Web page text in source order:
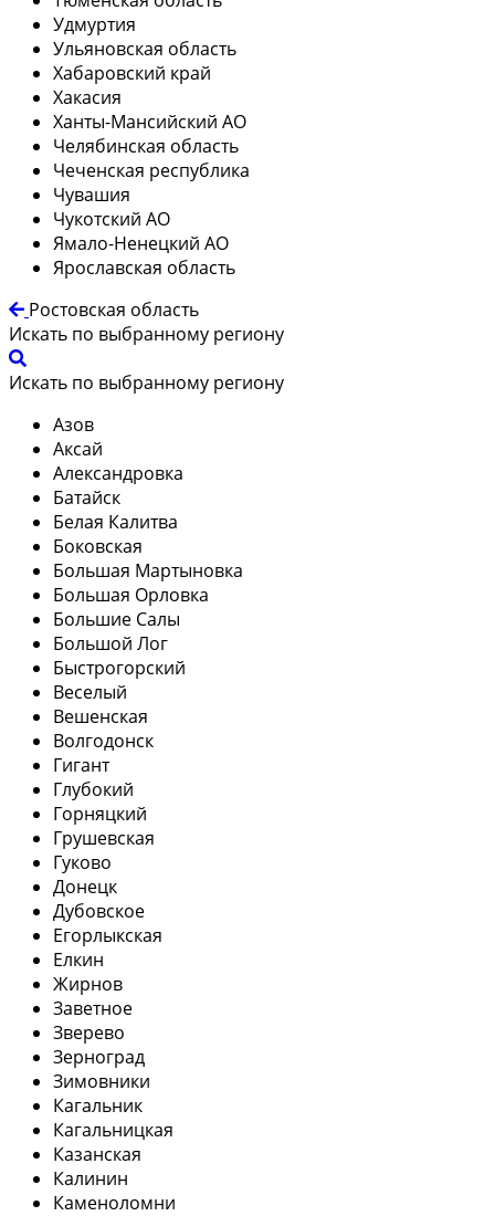
Удмуртия
Ульяновская область
Хабаровский край
Хакасия
Ханты-Мансийский АО
Челябинская область
Чеченская республика
Чувашия
Чукотский АО
Ямало-Ненецкий АО
Ярославская область
Ростовская область
Искать по выбранному региону
Искать по выбранному региону
Азов
Аксай
Александровка
Батайск
Белая Калитва
Боковская
Большая Мартыновка
Большая Орловка
Большие Салы
Большой Лог
Быстрогорский
Веселый
Вешенская
Волгодонск
Гигант
Глубокий
Горняцкий
Грушевская
Гуково
Донецк
Дубовское
Егорлыкская
Елкин
Жирнов
Заветное
Зверево
Зерноград
Зимовники
Кагальник
Кагальницкая
Казанская
Калинин
Каменоломни